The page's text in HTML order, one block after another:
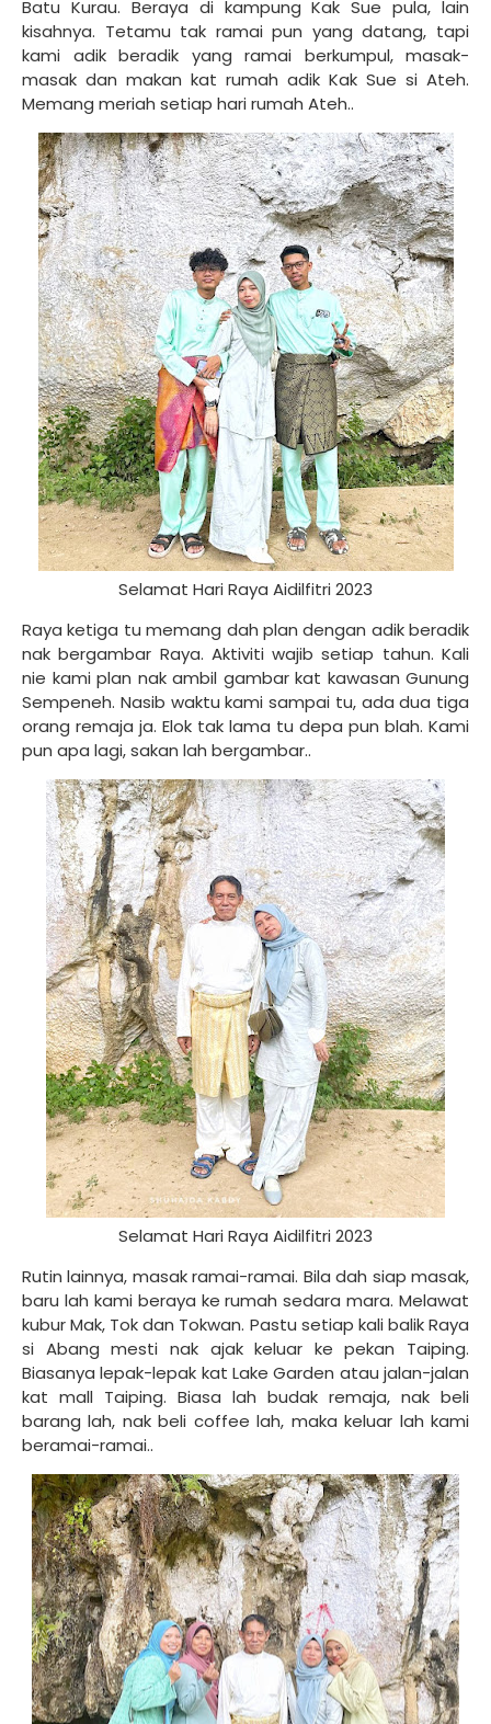
Batu Kurau. Beraya di kampung Kak Sue pula, lain
kisahnya. Tetamu tak ramai pun yang datang, tapi
kami adik beradik yang ramai berkumpul, masak-
masak dan makan kat rumah adik Kak Sue si Ateh.
Memang meriah setiap hari rumah Ateh..
Selamat Hari Raya Aidilfitri 2023
Raya ketiga tu memang dah plan dengan adik beradik
nak bergambar Raya. Aktiviti wajib setiap tahun. Kali
nie kami plan nak ambil gambar kat kawasan Gunung
Sempeneh. Nasib waktu kami sampai tu, ada dua tiga
orang remaja ja. Elok tak lama tu depa pun blah. Kami
pun apa lagi, sakan lah bergambar..
Selamat Hari Raya Aidilfitri 2023
Rutin lainnya, masak ramai-ramai. Bila dah siap masak,
baru lah kami beraya ke rumah sedara mara. Melawat
kubur Mak, Tok dan Tokwan. Pastu setiap kali balik Raya
si Abang mesti nak ajak keluar ke pekan Taiping.
Biasanya lepak-lepak kat Lake Garden atau jalan-jalan
kat mall Taiping. Biasa lah budak remaja, nak beli
barang lah, nak beli coffee lah, maka keluar lah kami
beramai-ramai..